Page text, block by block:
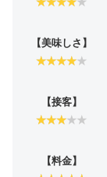
【美味しさ】
【接客】
【料金】